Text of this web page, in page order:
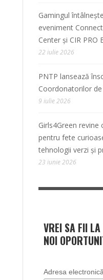
Gamingul
eveniment
Center și CIR PRO
22 iulie 2026
PNTP lansează
Coordonatorilor de
9 iulie 2026
Girls4Green
pentru fete
tehnologii verzi și
23 iunie 2026
VREI SA FII
NOI
Adresa electronică